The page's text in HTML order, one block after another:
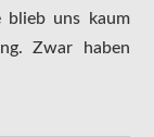
blieb uns kaum
Zwar haben